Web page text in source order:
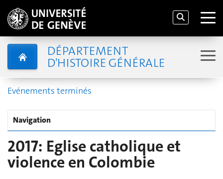
DÉPARTEMENT
D'HISTOIRE GÉNÉRALE
Evénements terminés
Navigation
2017: Eglise catholique et
violence en Colombie